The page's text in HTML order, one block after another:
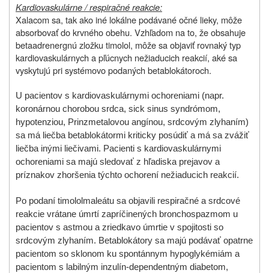
Kardiovaskulárne / respiračné reakcie:
Xalacom sa, tak ako iné lokálne podávané očné lieky, môže
absorbovať do krvného obehu. Vzhľadom na to, že obsahuje
betaadrenergnú zložku timolol, môže sa objaviť rovnaký typ
kardiovaskulárnych a pľúcnych nežiaducich reakcií, aké sa
vyskytujú pri systémovo podaných betablokátoroch.
U pacientov s kardiovaskulárnymi ochoreniami (napr.
koronárnou chorobou srdca, sick sinus syndrómom,
hypotenziou, Prinzmetalovou angínou, srdcovým zlyhaním)
sa má liečba betablokátormi kriticky posúdiť a má sa zvážiť
liečba inými liečivami. Pacienti s kardiovaskulárnymi
ochoreniami sa majú sledovať z hľadiska prejavov a
príznakov zhoršenia týchto ochorení nežiaducich reakcií.
Po podaní timololmaleátu sa objavili respiračné a srdcové
reakcie vrátane úmrtí zapríčinených bronchospazmom u
pacientov s astmou a zriedkavo úmrtie v spojitosti so
srdcovým zlyhaním. Betablokátory sa majú podávať opatrne
pacientom so sklonom ku spontánnym hypoglykémiám a
pacientom s labilným inzulín-dependentným diabetom,